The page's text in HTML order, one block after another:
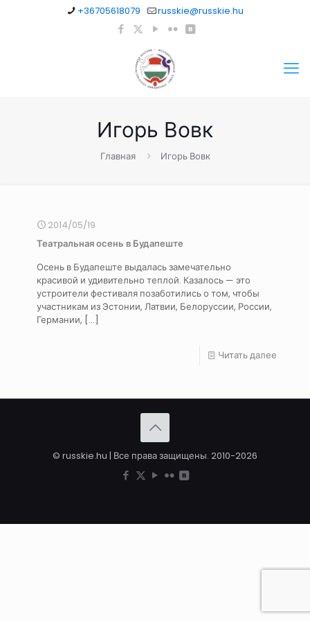
+36705618079 russkie@russkie.hu
Игорь Вовк
Главная Игорь Вовк
2014/05/19
Театральная осень в Будапеште
Осень в Будапеште выдалась замечательно
красивой и удивительно теплой. Казалось — это
устроители фестиваля позаботились о том, чтобы
участникам из Эстонии, Латвии, Белоруссии, России,
Германии, […]
Читать далее
© russkie.hu | Все права защищены. 2010-2026